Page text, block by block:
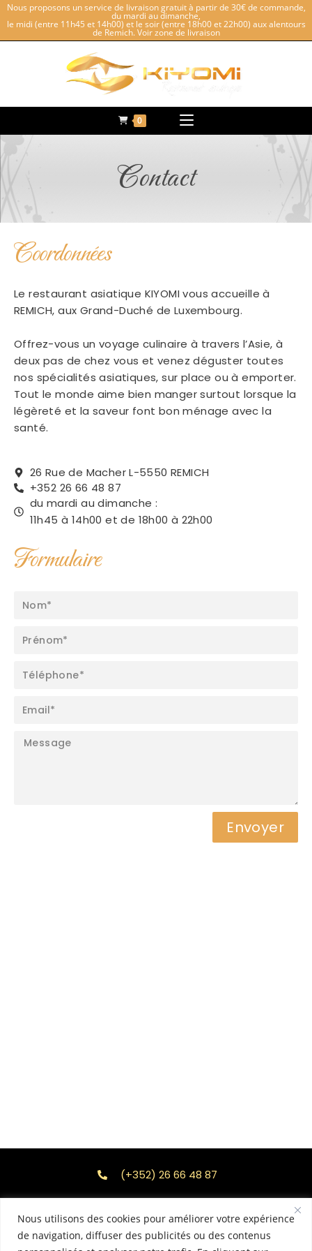
Nous utilisons des cookies pour améliorer votre expérience
de navigation, diffuser des publicités ou des contenus
Nous proposons un service de livraison gratuit à partir de 30€ de commande,
du mardi au dimanche,
le midi (entre 11h45 et 14h00) et le soir (entre 18h00 et 22h00) aux alentours
de Remich.Voir zone de livraison
0
Contact
Coordonnées
Le restaurant asiatique KIYOMI vous accueille à
REMICH, aux Grand-Duché de Luxembourg.
Offrez-vous un voyage culinaire à travers l’Asie, à
deux pas de chez vous et venez déguster toutes
nos spécialités asiatiques, sur place ou à emporter.
Tout le monde aime bien manger surtout lorsque la
légèreté et la saveur font bon ménage avec la
santé.
26 Rue de Macher L-5550 REMICH
+352 26 66 48 87
du mardi au dimanche :
11h45 à 14h00 et de 18h00 à 22h00
Formulaire
Envoyer
(+352) 26 66 48 87
26 Rue de Macher L-5550 REMICH
11h45 - 14h00 / 18h00 - 22h00